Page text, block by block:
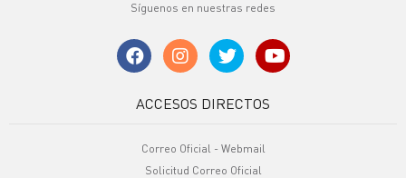
Síguenos en nuestras redes
ACCESOS DIRECTOS
Correo Oficial - Webmail
Solicitud Correo Oficial